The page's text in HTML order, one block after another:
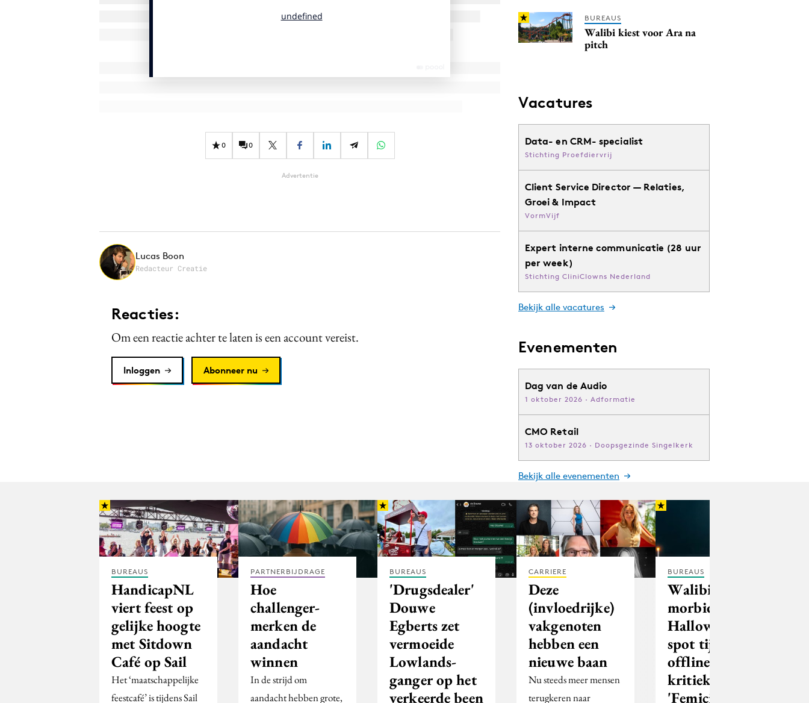
0 0
Advertentie
Lucas Boon
Redacteur Creatie
Reacties:
Om een reactie achter te laten is een account vereist.
Inloggen Abonneer nu
BUREAUS
Walibi kiest voor Ara na
pitch
Vacatures
Data- en CRM- specialist
Stichting Proefdiervrij
Client Service Director — Relaties,
Groei & Impact
VormVijf
Expert interne communicatie (28 uur
per week)
Stichting CliniClowns Nederland
Bekijk alle vacatures
Evenementen
Dag van de Audio
1 oktober 2026 · Adformatie
CMO Retail
13 oktober 2026 · Doopsgezinde Singelkerk
Bekijk alle evenementen
BUREAUS
HandicapNL
viert feest op
gelijke hoogte
met Sitdown
Café op Sail
Het ‘maatschappelijke
feestcafé’ is tijdens Sail
PARTNERBIJDRAGE
Hoe
challenger-
merken de
aandacht
winnen
In de strijd om
aandacht hebben grote,
BUREAUS
'Drugsdealer'
Douwe
Egberts zet
vermoeide
Lowlands-
ganger op het
verkeerde been
CARRIERE
Deze
(invloedrijke)
vakgenoten
hebben een
nieuwe baan
Nu steeds meer mensen
terugkeren naar
BUREAUS
Walibi haalt
morbide
Halloween-
spot tijdelijk
offline na
kritiek:
'Femicide is